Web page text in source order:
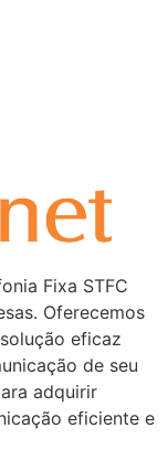
Fixa STFC
Oferecemos
eficaz
de seu
adquirir
eficiente e